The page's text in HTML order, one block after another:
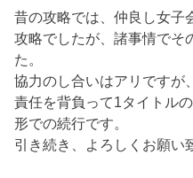
昔の攻略では、仲良し女子
攻略でしたが、諸事情でそ
た。
協力のし合いはアリですが
責任を背負って1タイトル
形での続行です。
引き続き、よろしくお願い